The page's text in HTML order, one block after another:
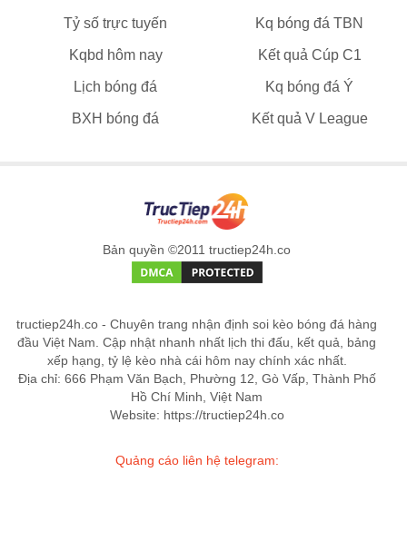
Tỷ số trực tuyến Kq bóng đá TBN
Kqbd hôm nay Kết quả Cúp C1
Lịch bóng đá Kq bóng đá Ý
BXH bóng đá Kết quả V League
Bản quyền ©2011 tructiep24h.co
tructiep24h.co - Chuyên trang nhận định soi kèo bóng đá hàng
đầu Việt Nam. Cập nhật nhanh nhất lịch thi đấu, kết quả, bảng
xếp hạng, tỷ lệ kèo nhà cái hôm nay chính xác nhất.
Địa chỉ: 666 Phạm Văn Bạch, Phường 12, Gò Vấp, Thành Phố
Hồ Chí Minh, Việt Nam
Website: https://tructiep24h.co
Quảng cáo liên hệ telegram: